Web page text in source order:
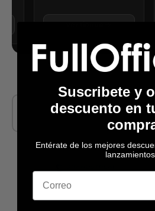
Ver tienda
Ubiquiti
Suscribete y
descuento en
Entérate de los mejores